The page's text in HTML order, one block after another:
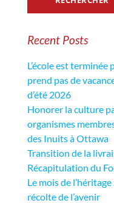
Recent Posts
L’école est
prend pas de
d’été 2026
Honorer la culture
organismes
des Inuits à Ottawa
Transition de la
Récapitulation du
Le mois de
récolte de l’avenir